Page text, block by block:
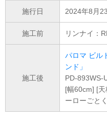
施行日 2024年8月
施工前 リンナイ：
施工後
パロマ ビル
ンド」
PD-893WS-
[幅60cm] [
ーローごと